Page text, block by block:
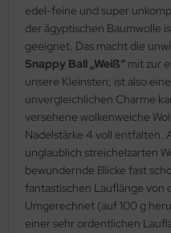
edel-feine und super
der ägyptischen Baumwolle
geeignet. Das macht die
Snappy Ball „Weiß“ mit zur
unsere Kleinsten; ist also
unvergleichlichen Charme
versehene wolkenweiche
Nadelstärke 4 voll entfalten.
unglaublich streichelzarten
bewundernde Blicke fast
fantastischen Lauflänge von
Umgerechnet (auf 100 g
einer sehr ordentlichen